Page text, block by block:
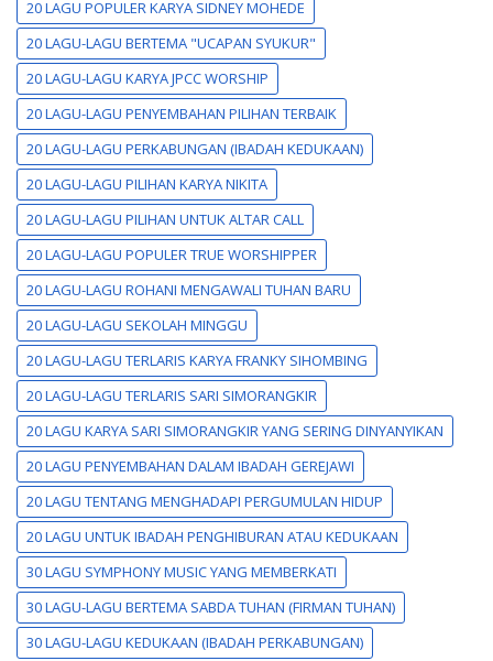
20 LAGU POPULER KARYA SIDNEY MOHEDE
20 LAGU-LAGU BERTEMA "UCAPAN SYUKUR"
20 LAGU-LAGU KARYA JPCC WORSHIP
20 LAGU-LAGU PENYEMBAHAN PILIHAN TERBAIK
20 LAGU-LAGU PERKABUNGAN (IBADAH KEDUKAAN)
20 LAGU-LAGU PILIHAN KARYA NIKITA
20 LAGU-LAGU PILIHAN UNTUK ALTAR CALL
20 LAGU-LAGU POPULER TRUE WORSHIPPER
20 LAGU-LAGU ROHANI MENGAWALI TUHAN BARU
20 LAGU-LAGU SEKOLAH MINGGU
20 LAGU-LAGU TERLARIS KARYA FRANKY SIHOMBING
20 LAGU-LAGU TERLARIS SARI SIMORANGKIR
20 LAGU KARYA SARI SIMORANGKIR YANG SERING DINYANYIKAN
20 LAGU PENYEMBAHAN DALAM IBADAH GEREJAWI
20 LAGU TENTANG MENGHADAPI PERGUMULAN HIDUP
20 LAGU UNTUK IBADAH PENGHIBURAN ATAU KEDUKAAN
30 LAGU SYMPHONY MUSIC YANG MEMBERKATI
30 LAGU-LAGU BERTEMA SABDA TUHAN (FIRMAN TUHAN)
30 LAGU-LAGU KEDUKAAN (IBADAH PERKABUNGAN)